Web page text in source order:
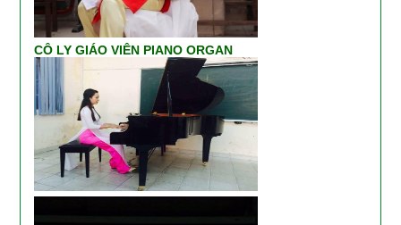
CÔ LY GIÁO VIÊN PIANO ORGAN